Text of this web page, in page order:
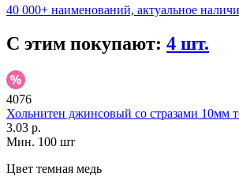
40 000+ наименований, актуальное
С этим покупают: 4 шт.
4076
Хольнитен джинсовый со стразами 10мм
3.03 р.
Мин. 100 шт
Цвет темная медь